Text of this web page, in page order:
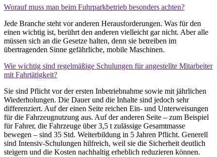
Worauf muss man beim Fuhrparkbetrieb besonders achten?
Jede Branche steht vor anderen Herausforderungen. Was für den
einen wichtig ist, berührt den anderen vielleicht gar nicht. Aber alle
müssen sich an die Gesetze halten, denn sie betreiben im
übertragenden Sinne gefährliche, mobile Maschinen.
Wie wichtig sind regelmäßige Schulungen für angestellte Mitarbeiter
mit Fahrtätigkeit?
Sie sind Pflicht vor der ersten Inbetriebnahme sowie mit jährlichen
Wiederholungen. Die Dauer und die Inhalte sind jedoch sehr
differenziert. Auf der einen Seite reichen Ein- und Unterweisungen
für die Fahrzeugnutzung aus. Auf der anderen Seite – zum Beispiel
für Fahrer, die Fahrzeuge über 3,5 t zulässige Gesamtmasse
bewegen – sind 35 Std. Weiterbildung in 5 Jahren Pflicht. Generell
sind Intensiv-Schulungen hilfreich, weil sie die Sicherheit deutlich
steigern und die Kosten nachhaltig erheblich reduzieren können.